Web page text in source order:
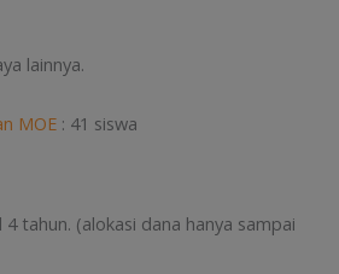
lainnya.
MOE : 41 siswa
tahun. (alokasi dana hanya sampai